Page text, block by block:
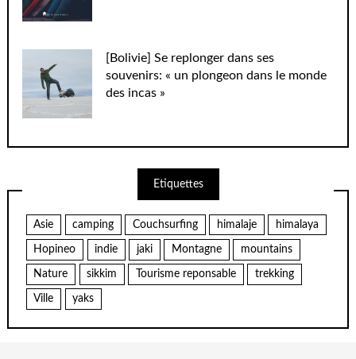
[Bolivie] Se replonger dans ses
souvenirs: « un plongeon dans le monde
des incas »
Etiquettes
Asie camping Couchsurfing himalaje himalaya
Hopineo indie jaki Montagne mountains
Nature sikkim Tourisme reponsable trekking
Ville yaks